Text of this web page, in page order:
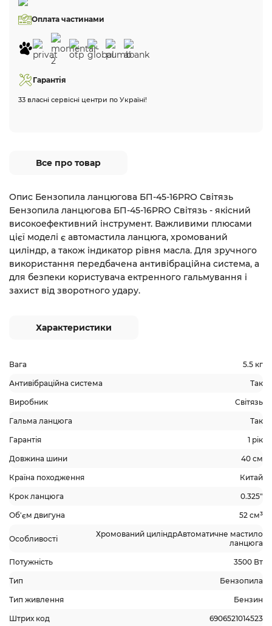
Оплата частинами
Гарантія
33 власні сервісні центри по Україні!
Все про товар
Опис Бензопила ланцюгова БП-45-16PRO Світязь
Бензопила ланцюгова БП-45-16PRO Світязь - якісний
високоефективний інструмент. Важливими плюсами
цієї моделі є автомастила ланцюга, хромований
циліндр, а також індикатор рівня масла. Для зручного
використання передбачена антивібраційна система, а
для безпеки користувача ектренного гальмування і
захист від зворотного удару.
Характеристики
Вага 5.5 кг
Антивібраційна система Так
Виробник Світязь
Гальма ланцюга Так
Гарантія 1 рік
Довжина шини 40 см
Країна походження Китай
Крок ланцюга 0.325"
Об'єм двигуна 52 см³
Особливості
Хромований циліндрАвтоматичне мастило
ланцюга
Потужність 3500 Вт
Тип Бензопила
Тип живлення Бензин
Штрих код 6906521014523